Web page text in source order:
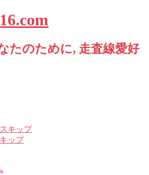
たのために, 走査線愛好
キップ
ップ